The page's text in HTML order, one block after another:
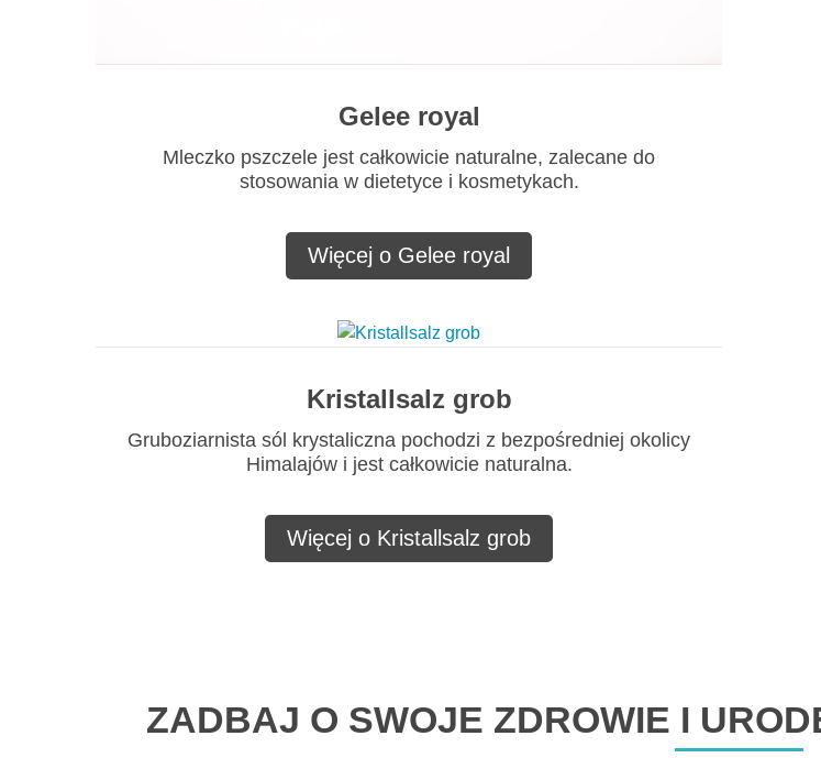
Gelee royal
Mleczko pszczele jest całkowicie naturalne, zalecane do
stosowania w dietetyce i kosmetykach.
Więcej o Gelee royal
Kristallsalz grob
Gruboziarnista sól krystaliczna pochodzi z bezpośredniej okolicy
Himalajów i jest całkowicie naturalna.
Więcej o Kristallsalz grob
ZADBAJ O SWOJE ZDROWIE I